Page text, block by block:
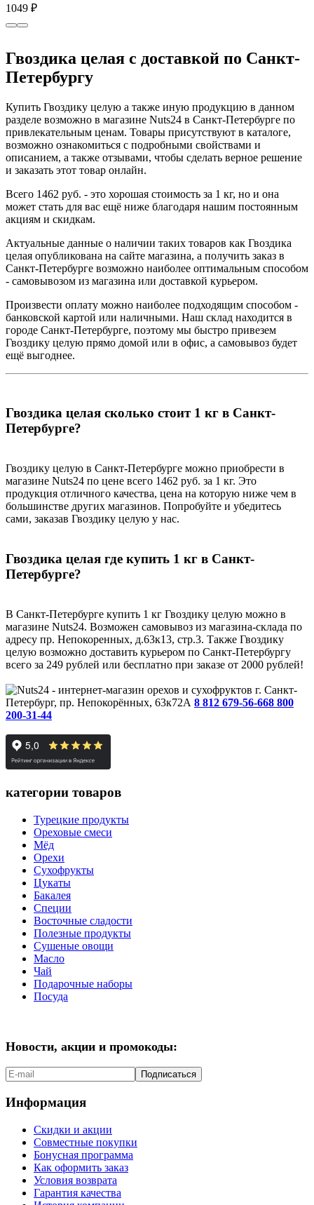
1049 ₽
Гвоздика целая с доставкой по Санкт-
Петербургу
Купить Гвоздику целую а также иную продукцию в данном
разделе возможно в магазине Nuts24 в Санкт-Петербурге по
привлекательным ценам. Товары присутствуют в каталоге,
возможно ознакомиться с подробными свойствами и
описанием, а также отзывами, чтобы сделать верное решение
и заказать этот товар онлайн.
Всего 1462 руб. - это хорошая стоимость за 1 кг, но и она
может стать для вас ещё ниже благодаря нашим постоянным
акциям и скидкам.
Актуальные данные о наличии таких товаров как Гвоздика
целая опубликована на сайте магазина, а получить заказ в
Санкт-Петербурге возможно наиболее оптимальным способом
- самовывозом из магазина или доставкой курьером.
Произвести оплату можно наиболее подходящим способом -
банковской картой или наличными. Наш склад находится в
городе Санкт-Петербурге, поэтому мы быстро привезем
Гвоздику целую прямо домой или в офис, а самовывоз будет
ещё выгоднее.
Гвоздика целая сколько стоит 1 кг в Санкт-
Петербурге?
Гвоздику целую в Санкт-Петербурге можно приобрести в
магазине Nuts24 по цене всего 1462 руб. за 1 кг. Это
продукция отличного качества, цена на которую ниже чем в
большинстве других магазинов. Попробуйте и убедитесь
сами, заказав Гвоздику целую у нас.
Гвоздика целая где купить 1 кг в Санкт-
Петербурге?
В Санкт-Петербурге купить 1 кг Гвоздику целую можно в
магазине Nuts24. Возможен самовывоз из магазина-склада по
адресу пр. Непокоренных, д.63к13, стр.3. Также Гвоздику
целую возможно доставить курьером по Санкт-Петербургу
всего за 249 рублей или бесплатно при заказе от 2000 рублей!
г. Санкт-
Петербург, пр. Непокорённых, 63к72А 8 812 679-56-668 800
200-31-44
категории товаров
Турецкие продукты
Ореховые смеси
Мёд
Орехи
Сухофрукты
Цукаты
Бакалея
Специи
Восточные сладости
Полезные продукты
Сушеные овощи
Масло
Чай
Подарочные наборы
Посуда
Новости, акции и промокоды:
Подписаться
Информация
Скидки и акции
Совместные покупки
Бонусная программа
Как оформить заказ
Условия возврата
Гарантия качества